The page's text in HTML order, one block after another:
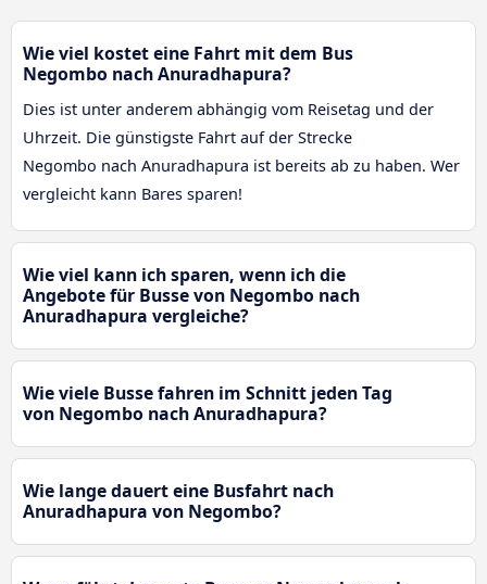
Wie viel kostet eine Fahrt mit dem Bus
Negombo nach Anuradhapura?
Dies ist unter anderem abhängig vom Reisetag und der
Uhrzeit. Die günstigste Fahrt auf der Strecke
Negombo nach Anuradhapura ist bereits ab zu haben. Wer
vergleicht kann Bares sparen!
Wie viel kann ich sparen, wenn ich die
Angebote für Busse von Negombo nach
Anuradhapura vergleiche?
Wie viele Busse fahren im Schnitt jeden Tag
von Negombo nach Anuradhapura?
Wie lange dauert eine Busfahrt nach
Anuradhapura von Negombo?